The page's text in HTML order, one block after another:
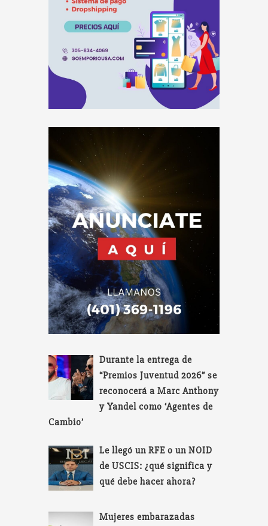
Durante la entrega de
“Premios Juventud 2026” se
reconocerá a Marc Anthony
y Yandel como ‘Agentes de
Cambio’
Le llegó un RFE o un NOID
de USCIS: ¿qué significa y
qué debe hacer ahora?
Mujeres embarazadas